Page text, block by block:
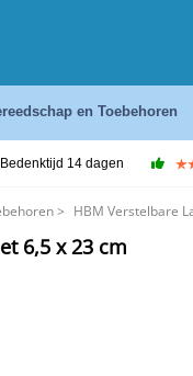
en Toebehoren
Bedenktijd 14 dagen
> HBM Verstelbare
6,5 x 23 cm